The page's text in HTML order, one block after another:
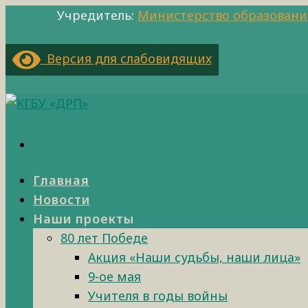
Учредитель: Министерство
Версия для слабовидящих
Главная
Новости
Наши проекты
80 лет Победе
Акция «Наши судьбы, наши лица»
9-ое мая
Учителя в годы войны